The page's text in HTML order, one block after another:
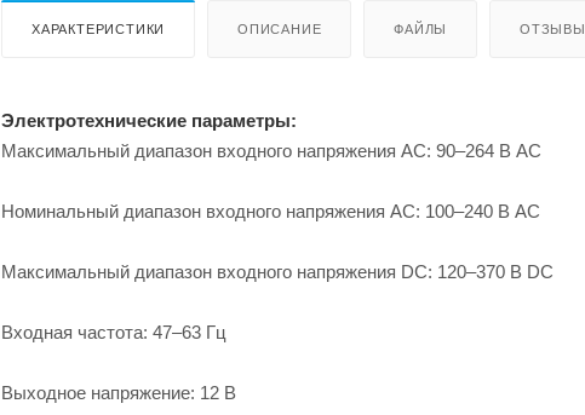
ХАРАКТЕРИСТИКИ ОПИСАНИЕ ФАЙЛЫ ОТЗЫВЫ
Электротехнические параметры:
Максимальный диапазон входного напряжения АС: 90–264 В AC
Номинальный диапазон входного напряжения АС: 100–240 В AC
Максимальный диапазон входного напряжения DC: 120–370 В DC
Входная частота: 47–63 Гц
Выходное напряжение: 12 В